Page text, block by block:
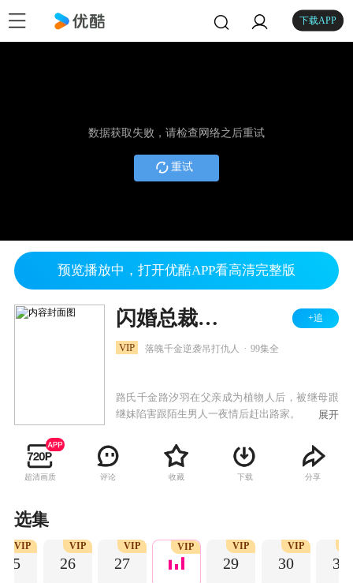
下载APP
数据获取失败，请检查网络之后重试
重试
预览播放中，打开优酷APP看高清完整版
闪婚总裁：娶一送二 +追
VIP 落魄千金逆袭吊打仇人 99集全
路氏千金路汐羽在父亲成为植物人后，被继母跟
继妹陷害跟陌生男人一夜情后赶出路家。
展开
超清画质 评论 收藏 下载 分享
选集
25
VIP
26
VIP
27
VIP VIP
29
VIP
30
VIP
31